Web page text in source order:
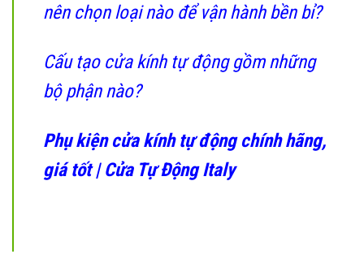
nên chọn loại nào để vận hành bền bỉ?
Cấu tạo cửa kính tự động gồm những
bộ phận nào?
Phụ kiện cửa kính tự động chính hãng,
giá tốt | Cửa Tự Động Italy